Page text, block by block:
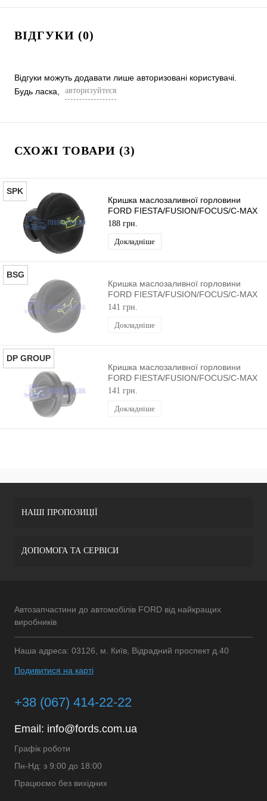
ВІДГУКИ (0)
Відгуки можуть додавати лише авторизовані користувачі.
Будь ласка,
авторизуйтеся
СХОЖІ ТОВАРИ (3)
SPK
Кришка маслозаливної горловини
FORD FIESTA/FUSION/FOCUS/C-MAX
2001-2012 SPK
188 грн.
Докладніше
BSG
Кришка маслозаливної горловини
FORD FIESTA/FUSION/FOCUS/C-MAX
2001-2012 BSG
141 грн.
Докладніше
DP GROUP
Кришка маслозаливної горловини
FORD FIESTA/FUSION/FOCUS/C-MAX
2001-2012 DP GROUP
141 грн.
Докладніше
НАШІ ПРОПОЗИЦІЇ
ДОПОМОГА ТА СЕРВІСИ
Автозапчастини до автомобілів FORD від найкращих
виробників
Наша адреса: 03126, м. Київ, Відрадний проспект д.40
Подивитися на карті
+38 (067) 414-22-22
Email: info@fords.com.ua
Графік роботи
Пн-Нд: з 9:00 до 18:00
Працюємо без вихідних